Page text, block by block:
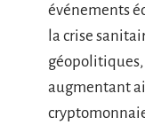
événements
la crise
augmentant